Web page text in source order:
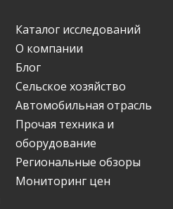
Каталог исследований
О компании
Блог
Сельское хозяйство
Автомобильная отрасль
Прочая техника и
оборудование
Региональные обзоры
Мониторинг цен